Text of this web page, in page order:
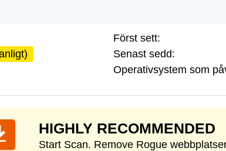
Först sett:
Senast sedd:
Operativsystem som
HIGHLY RECOMMENDED
Start Scan. Remove Rogue